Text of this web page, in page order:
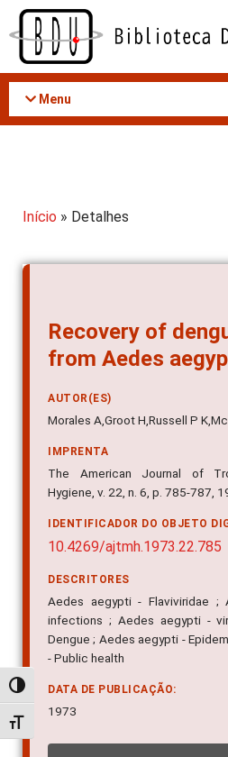
Acessar
conteúdo
Alternar alto contraste
Alternar tamanho da fonte
Menu
Início » Detalhes
Recovery of
from Aedes
AUTOR(ES)
Morales A,Groot H,Russell P
IMPRENTA
The American Journal of
Hygiene, v. 22, n. 6, p. 785-787,
IDENTIFICADOR DO OBJETO
10.4269/ajtmh.1973.22.785
DESCRITORES
Aedes aegypti - Flaviviridae ;
infections ; Aedes aegypti -
Dengue ; Aedes aegypti -
- Public health
DATA DE PUBLICAÇÃO:
1973